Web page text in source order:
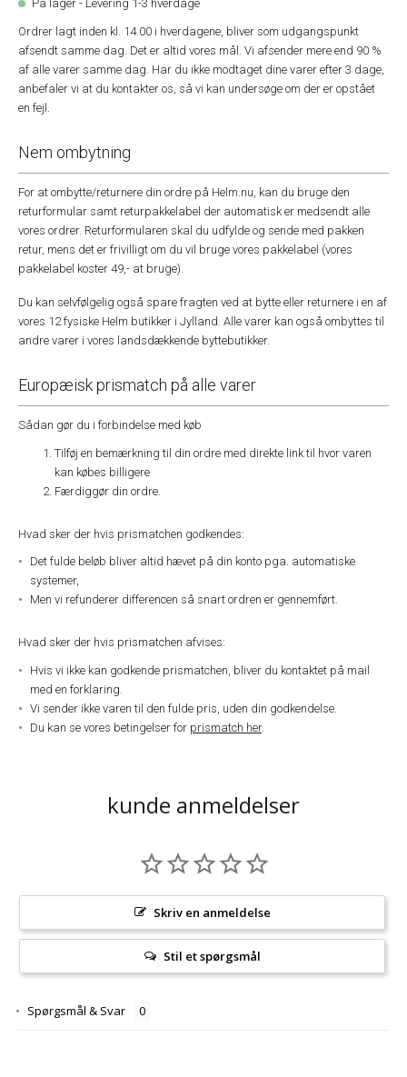
På lager - Levering 1-3 hverdage
Ordrer lagt inden kl. 14.00 i hverdagene, bliver som udgangspunkt
afsendt samme dag. Det er altid vores mål. Vi afsender mere end 90 %
af alle varer samme dag. Har du ikke modtaget dine varer efter 3 dage,
anbefaler vi at du kontakter os, så vi kan undersøge om der er opstået
en fejl.
Nem ombytning
For at ombytte/returnere din ordre på Helm.nu, kan du bruge den
returformular samt returpakkelabel der automatisk er medsendt alle
vores ordrer. Returformularen skal du udfylde og sende med pakken
retur, mens det er frivilligt om du vil bruge vores pakkelabel (vores
pakkelabel koster 49,- at bruge).
Du kan selvfølgelig også spare fragten ved at bytte eller returnere i en af
vores 12 fysiske Helm butikker i Jylland. Alle varer kan også ombyttes til
andre varer i vores landsdækkende byttebutikker.
Europæisk prismatch på alle varer
Sådan gør du i forbindelse med køb
Tilføj en bemærkning til din ordre med direkte link til hvor varen
kan købes billigere
Færdiggør din ordre.
Hvad sker der hvis prismatchen godkendes:
Det fulde beløb bliver altid hævet på din konto pga. automatiske
systemer,
Men vi refunderer differencen så snart ordren er gennemført.
Hvad sker der hvis prismatchen afvises:
Hvis vi ikke kan godkende prismatchen, bliver du kontaktet på mail
med en forklaring.
Vi sender ikke varen til den fulde pris, uden din godkendelse.
Du kan se vores betingelser for prismatch her.
kunde anmeldelser
Skriv en anmeldelse
Stil et spørgsmål
Spørgsmål & Svar